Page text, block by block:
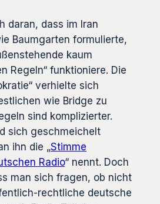
daran, dass im Iran
Baumgarten formulierte,
kaum
Regeln“ funktioniere. Die
verhielte sich
wie Bridge zu
sind komplizierter.
sich geschmeichelt
ihn die „Stimme
Radio“ nennt. Doch
man sich fragen, ob nicht
rechtliche deutsche